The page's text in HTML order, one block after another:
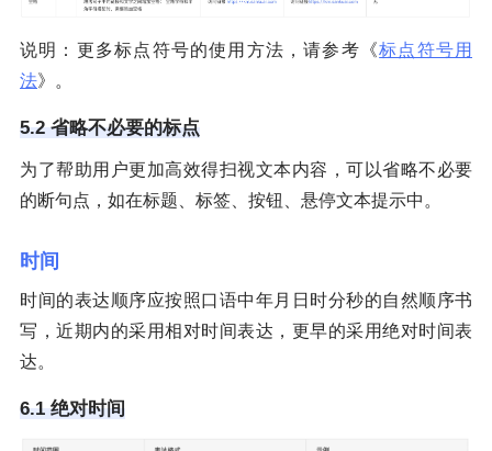
说明：更多标点符号的使用方法，请参考《标点符号用
法》。
5.2 省略不必要的标点
为了帮助用户更加高效得扫视文本内容，可以省略不必要
的断句点，如在标题、标签、按钮、悬停文本提示中。
时间
时间的表达顺序应按照口语中年月日时分秒的自然顺序书
写，近期内的采用相对时间表达，更早的采用绝对时间表
达。
6.1 绝对时间